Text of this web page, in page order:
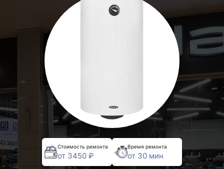
Стоимость ремонта
от 3450 ₽
Время ремонта
от 30 мин